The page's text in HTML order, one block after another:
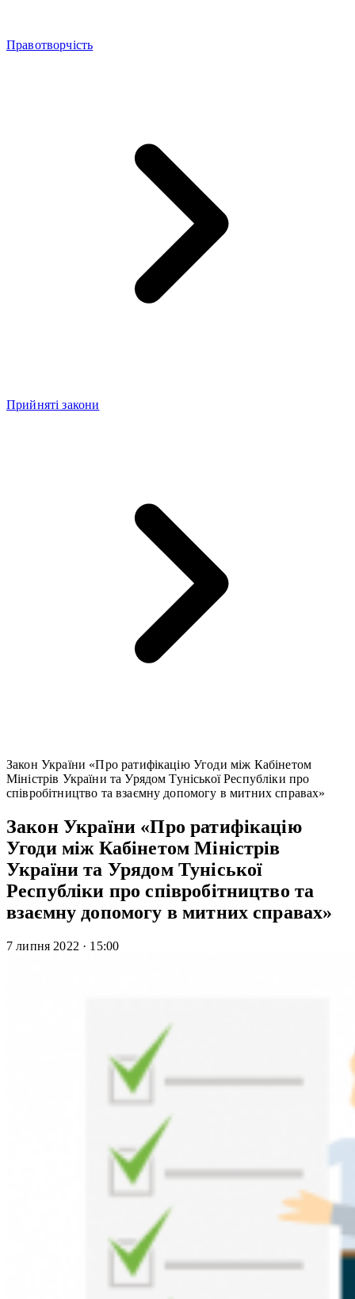
Правотворчість
Прийняті закони
Закон України «Про ратифікацію Угоди між Кабінетом
Міністрів України та Урядом Туніської Республіки про
співробітництво та взаємну допомогу в митних справах»
Закон України «Про ратифікацію
Угоди між Кабінетом Міністрів
України та Урядом Туніської
Республіки про співробітництво та
взаємну допомогу в митних справах»
7 липня 2022 · 15:00